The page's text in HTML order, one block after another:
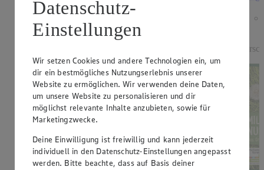
kernlos
1.49
Festpreis von 1.49€
aus Spanien oder Italien, Klasse I, 500 g, (1 kg =
2,98)
Datenschutz-
Einstellungen
Wir setzen Cookies und andere Technologien ein, um
dir ein bestmögliches Nutzungserlebnis unserer
Website zu ermöglichen. Wir verwenden deine Daten,
um unsere Website zu personalisieren und dir
möglichst relevante Inhalte anzubieten, sowie für
Marketingzwecke.
Deine Einwilligung ist freiwillig und kann jederzeit
individuell in den Datenschutz-Einstellungen angepasst
werden. Bitte beachte, dass auf Basis deiner